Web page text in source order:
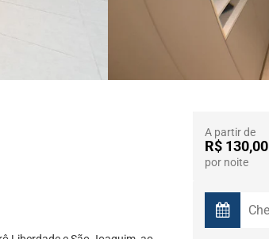
A partir de
R$ 130,00
por noite